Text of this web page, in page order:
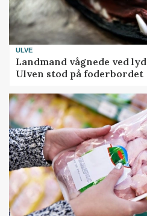
ULVE
Landmand vågnede ved
Ulven stod på foderbordet